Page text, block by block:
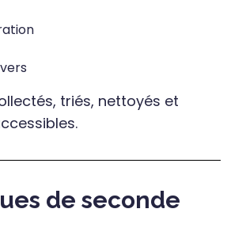
triés, nettoyés et
de seconde